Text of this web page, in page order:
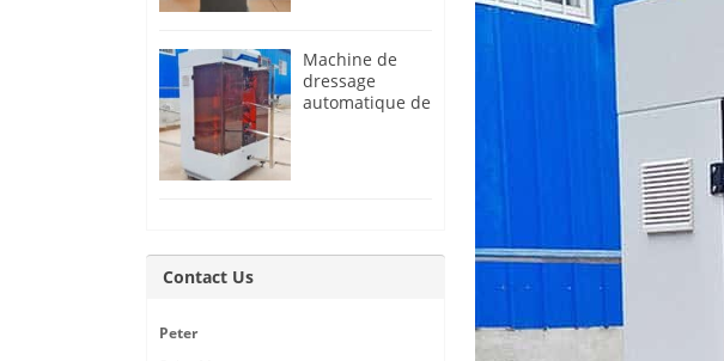
Machine de
dressage
automatique de
Contact Us
Peter